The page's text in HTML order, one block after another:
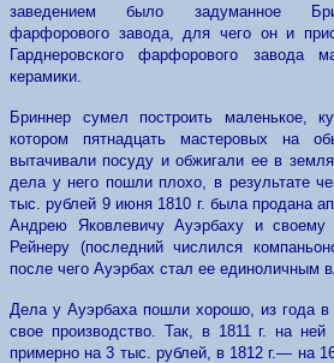
заведением было задуманное
фарфорового завода, для чего он и
Гарднеровского фарфорового завода
керамики.
Бриннер сумел построить маленькое,
котором пятнадцать мастеровых на
вытачивали посуду и обжигали ее в
дела у него пошли плохо, в результате
тыс. рублей 9 июня 1810 г. была продана
Андрею Яковлевичу Ауэрбаху и
Рейнеру (последний числился
после чего Ауэрбах стал ее единоличным
Дела у Ауэрбаха пошли хорошо, из года в
свое производство. Так, в 1811 г. на
примерно на 3 тыс. рублей, в 1812 г.— на